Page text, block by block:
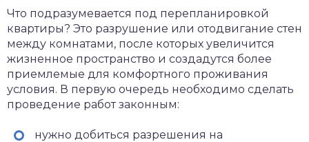
Что подразумевается под перепланировкой
квартиры? Это разрушение или отодвигание стен
между комнатами, после которых увеличится
жизненное пространство и создадутся более
приемлемые для комфортного проживания
условия. В первую очередь необходимо сделать
проведение работ законным:
нужно добиться разрешения на